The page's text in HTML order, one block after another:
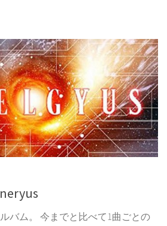
バム。 今までと比べて1曲ごとの